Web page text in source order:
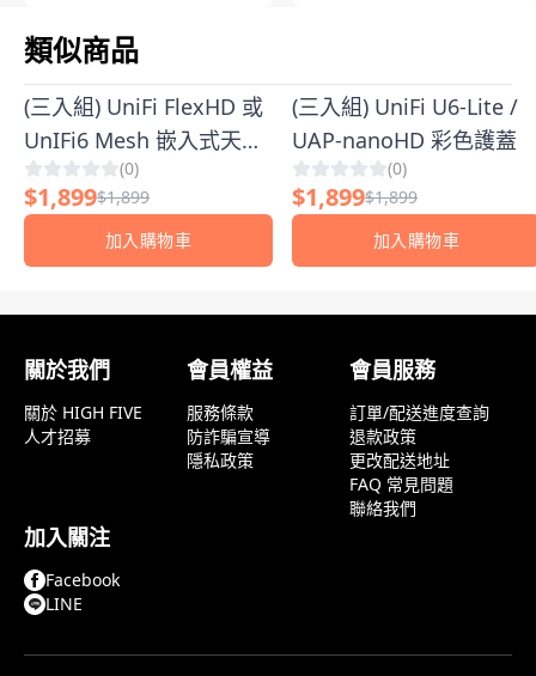
類似商品
(三入組) UniFi FlexHD 或
UnIFi6 Mesh 嵌入式天花
板安裝配件
(0)
$1,899$1,899
加入購物車
(三入組) UniFi U6-Lite /
UAP-nanoHD 彩色護蓋
(0)
$1,899$1,899
加入購物車
關於我們
關於 HIGH FIVE
人才招募
會員權益
服務條款
防詐騙宣導
隱私政策
會員服務
訂單/配送進度查詢
退款政策
更改配送地址
FAQ 常見問題
聯絡我們
加入關注
Facebook
LINE